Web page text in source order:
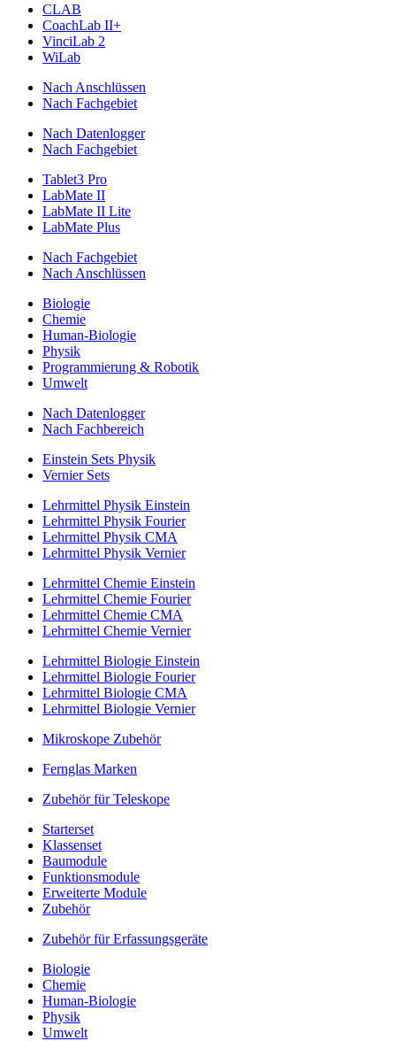
CLAB
CoachLab II+
VinciLab 2
WiLab
Nach Anschlüssen
Nach Fachgebiet
Nach Datenlogger
Nach Fachgebiet
Tablet3 Pro
LabMate II
LabMate II Lite
LabMate Plus
Nach Fachgebiet
Nach Anschlüssen
Biologie
Chemie
Human-Biologie
Physik
Programmierung & Robotik
Umwelt
Nach Datenlogger
Nach Fachbereich
Einstein Sets Physik
Vernier Sets
Lehrmittel Physik Einstein
Lehrmittel Physik Fourier
Lehrmittel Physik CMA
Lehrmittel Physik Vernier
Lehrmittel Chemie Einstein
Lehrmittel Chemie Fourier
Lehrmittel Chemie CMA
Lehrmittel Chemie Vernier
Lehrmittel Biologie Einstein
Lehrmittel Biologie Fourier
Lehrmittel Biologie CMA
Lehrmittel Biologie Vernier
Mikroskope Zubehör
Fernglas Marken
Zubehör für Teleskope
Starterset
Klassenset
Baumodule
Funktionsmodule
Erweiterte Module
Zubehör
Zubehör für Erfassungsgeräte
Biologie
Chemie
Human-Biologie
Physik
Umwelt